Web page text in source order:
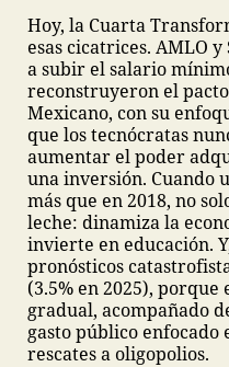
Hoy, la Cuarta
esas cicatrices. AMLO
a subir el salario
reconstruyeron el
Mexicano, con su
que los tecnócratas
aumentar el poder
una inversión. Cuando
más que en 2018, no
leche: dinamiza la
invierte en educación.
pronósticos
(3.5% en 2025),
gradual, acompañado
gasto público enfocado
rescates a oligopolios.